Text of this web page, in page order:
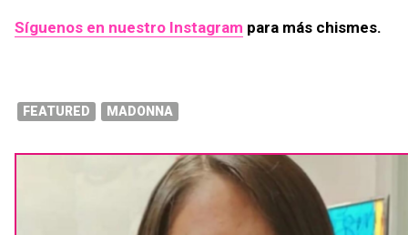
Síguenos en nuestro Instagram para más chismes.
FEATURED MADONNA